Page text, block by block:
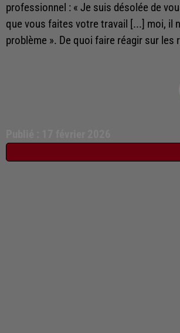
professionnel : « Je suis désolée de
que vous faites votre travail [...] moi, il
problème ». De quoi faire réagir sur les